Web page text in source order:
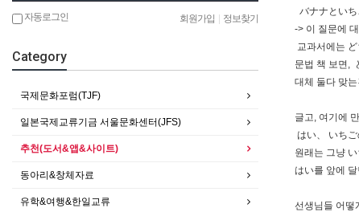
バナナといち
-> 이 질문에
교과서에는
문법 책 보면,
대체 둘다 맞
글고, 여기에
はい、 いち
원래는 그냥
はい를 앞에
선생님들 어떻
자동로그인 회원가입 정보찾기
Category
국제문화포럼(TJF)
일본국제교류기금 서울문화센터(JFS)
추천(도서&앱&사이트)
동아리&창체자료
유학&여행&한일교류